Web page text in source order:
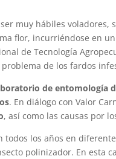
muy hábiles voladores,
flor, incurriéndose en
de Tecnología
de los fardos
de entomología
. En diálogo con Valor
, así como las causas por
todos los años en
polinizador. En esta